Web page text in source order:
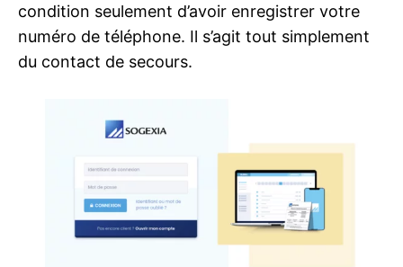
condition seulement d’avoir enregistrer votre
numéro de téléphone. Il s’agit tout simplement
du contact de secours.